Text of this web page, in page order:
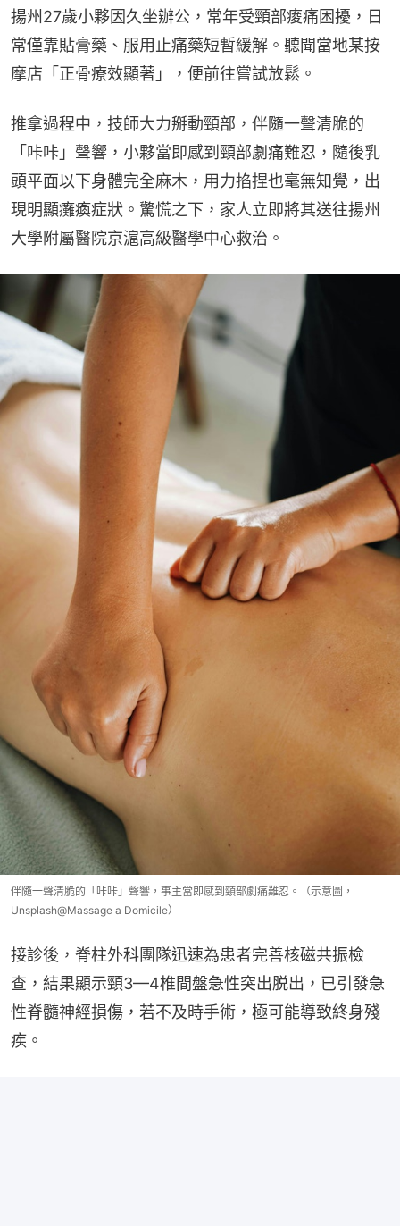
揚州27歲小夥因久坐辦公，常年受頸部痠痛困擾，日
常僅靠貼膏藥、服用止痛藥短暫緩解。聽聞當地某按
摩店「正骨療效顯著」，便前往嘗試放鬆。
推拿過程中，技師大力掰動頸部，伴隨一聲清脆的
「咔咔」聲響，小夥當即感到頸部劇痛難忍，隨後乳
頭平面以下身體完全麻木，用力掐捏也毫無知覺，出
現明顯癱瘓症狀。驚慌之下，家人立即將其送往揚州
大學附屬醫院京滬高級醫學中心救治。
伴隨一聲清脆的「咔咔」聲響，事主當即感到頸部劇痛難忍。（示意圖，
Unsplash@Massage a Domicile）
接診後，脊柱外科團隊迅速為患者完善核磁共振檢
查，結果顯示頸3—4椎間盤急性突出脱出，已引發急
性脊髓神經損傷，若不及時手術，極可能導致終身殘
疾。